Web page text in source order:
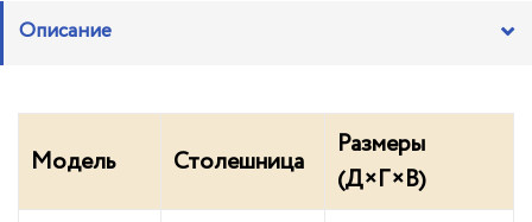
Описание
Модель Столешница
Размеры
(Д×Г×В)